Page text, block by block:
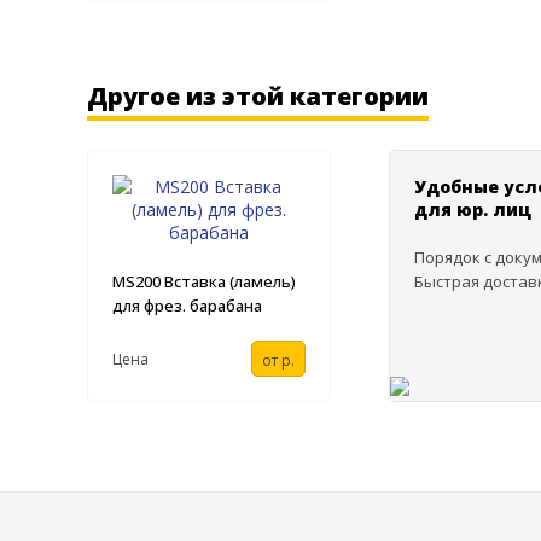
Другое из этой категории
MS200 Вставка (ламель)
для фрез. барабана
Цена от р.
Удобные
для юр. лиц
Порядок с
Быстрая